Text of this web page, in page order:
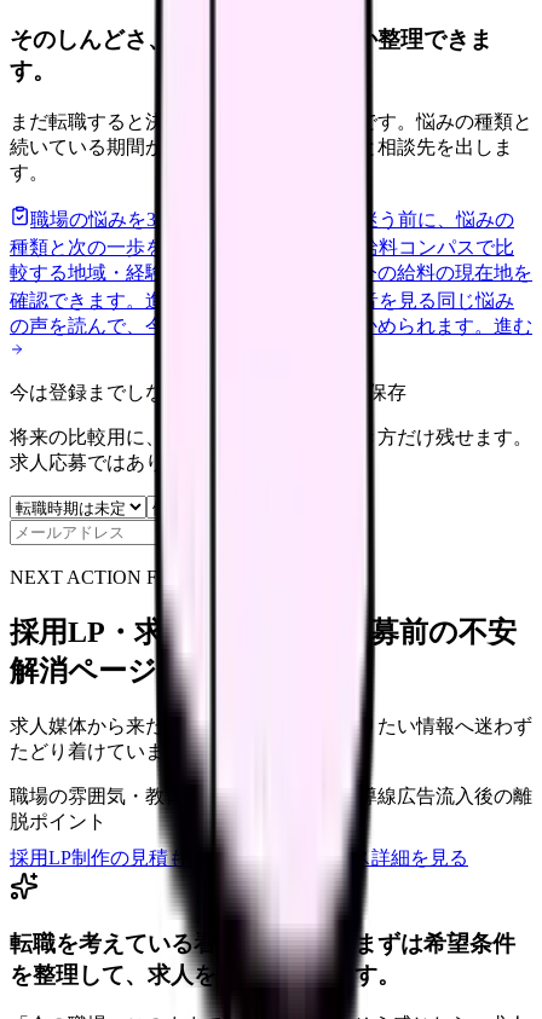
そのしんどさ、転職すべきサインか整理できま
す。
まだ転職すると決めていなくても大丈夫です。悩みの種類と
続いている期間から、次に見るべき記事と相談先を出しま
す。
職場の悩みを30秒で診断
辞めるべきか迷う前に、悩みの
種類と次の一歩を整理します。
給料コンパスで比
較する地域・経験年数・施設形態から、今の給料の現在地を
確認できます。 進む 匿名掲示板で本音を見る 同じ悩み
の声を読んで、今の職場だけの問題か確かめられます。 進む
今は登録までしない人向け: 希望条件だけ保存
将来の比較用に、転職時期と気になる働き方だけ残せます。
求人応募ではありません。
NEXT ACTION FOR CLINICS
採用LP・求人ページを、応募前の不安
解消ページにできます
求人媒体から来た看護師が、応募前に知りたい情報へ迷わず
たどり着けていますか？
職場の雰囲気・教育体制 スマホでの応募導線広告流入後の離
脱ポイント
採用LP制作の見積もりを依頼
サービス詳細を見る
転職を考えている看護師さんへ。まずは希望条件
を整理して、求人を見比べられます。